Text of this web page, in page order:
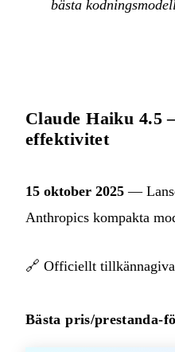
bästa
Claude Haiku 4.5
effektivitet
15 oktober 2025 —
Anthropics kompakta
🔗 Officiellt
Bästa pris/prestanda-